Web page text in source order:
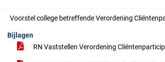
Voorstel college betreffende Verordening
Bijlagen
RN Vaststellen Verordening